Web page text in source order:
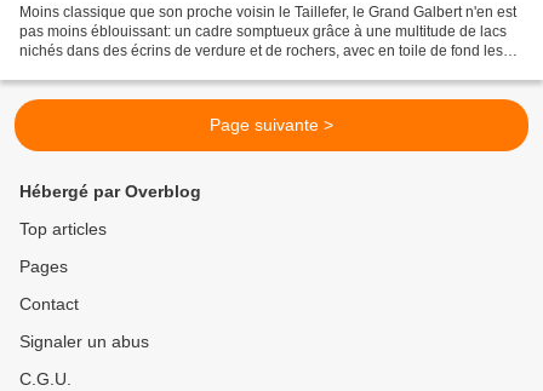
Moins classique que son proche voisin le Taillefer, le Grand Galbert n'en est
pas moins éblouissant: un cadre somptueux grâce à une multitude de lacs
nichés dans des écrins de verdure et de rochers, avec en toile de fond les
Page suivante >
Hébergé par Overblog
Top articles
Pages
Contact
Signaler un abus
C.G.U.